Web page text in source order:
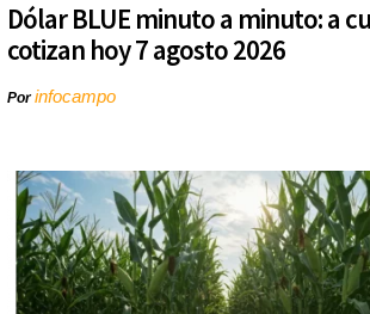
Dólar BLUE minuto a minuto: a
cotizan hoy 7 agosto 2026
Porinfocampo